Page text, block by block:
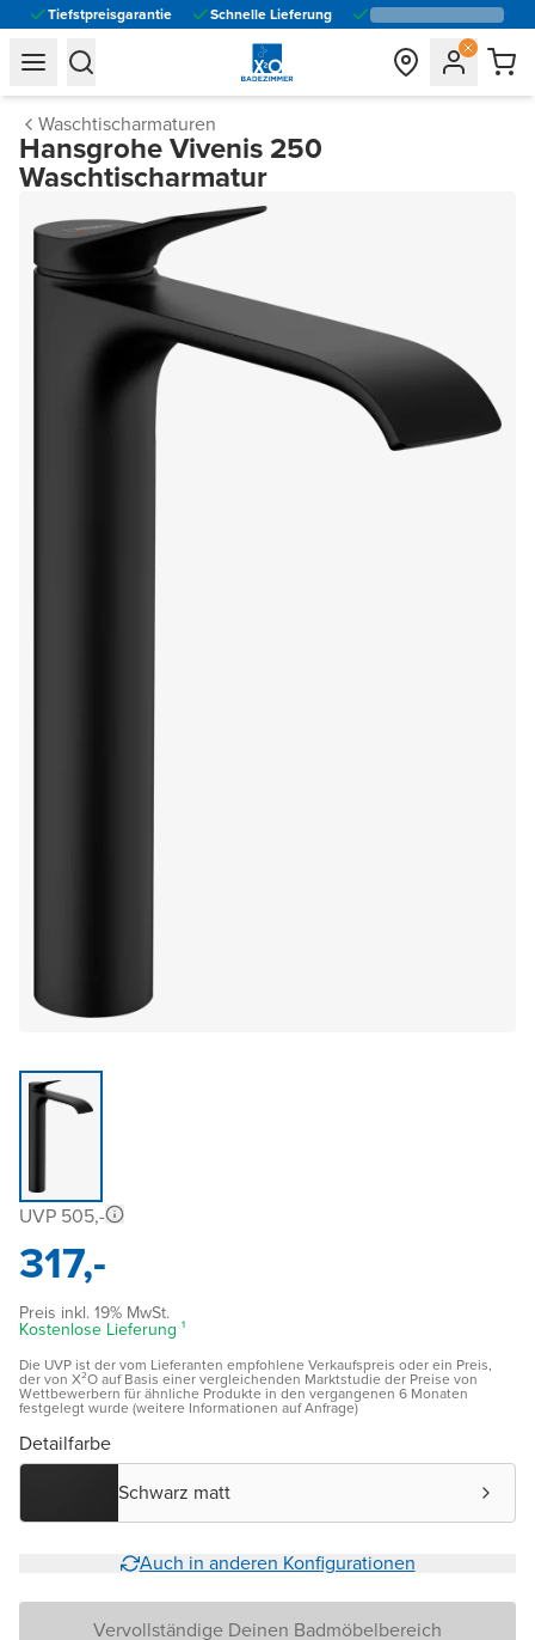
Tiefstpreisgarantie Schnelle Lieferung
general.navigation.toggle_menu.label
general.navigation.toggle_menu.label
Waschtischarmaturen
Hansgrohe Vivenis 250
Waschtischarmatur
UVP 505,-
317,-
Preis inkl. 19% MwSt.
Kostenlose Lieferung ¹
Die UVP ist der vom Lieferanten empfohlene Verkaufspreis oder ein Preis,
der von X²O auf Basis einer vergleichenden Marktstudie der Preise von
Wettbewerbern für ähnliche Produkte in den vergangenen 6 Monaten
festgelegt wurde (weitere Informationen auf Anfrage)
Detailfarbe
Schwarz matt
Auch in anderen Konfigurationen
Vervollständige Deinen Badmöbelbereich